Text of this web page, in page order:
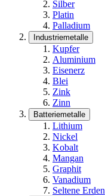
Silber
Platin
Palladium
Industriemetalle
Kupfer
Aluminium
Eisenerz
Blei
Zink
Zinn
Batteriemetalle
Lithium
Nickel
Kobalt
Mangan
Graphit
Vanadium
Seltene Erden